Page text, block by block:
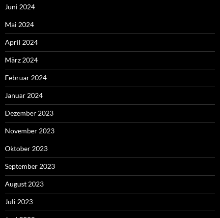
Juni 2024
Mai 2024
April 2024
März 2024
Februar 2024
Januar 2024
Dezember 2023
November 2023
Oktober 2023
September 2023
August 2023
Juli 2023